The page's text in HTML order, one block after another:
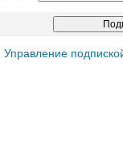
Управление